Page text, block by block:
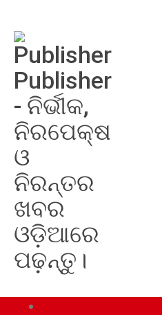
Publisher
- ନିର୍ଭୀକ,
ନିରପେକ୍ଷ
ଓ
ନିରନ୍ତର
ଖବର
ଓଡ଼ିଆରେ
ପଢ଼ନ୍ତୁ।